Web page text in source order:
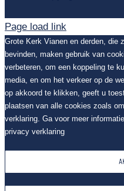
Page load link
Grote Kerk Vianen en derden, die
bevinden, maken gebruik van
verbeteren, om een koppeling te
media, en om het verkeer op de
op akkoord te klikken, geeft u
plaatsen van alle cookies zoals
verklaring. Ga voor meer
privacy verklaring